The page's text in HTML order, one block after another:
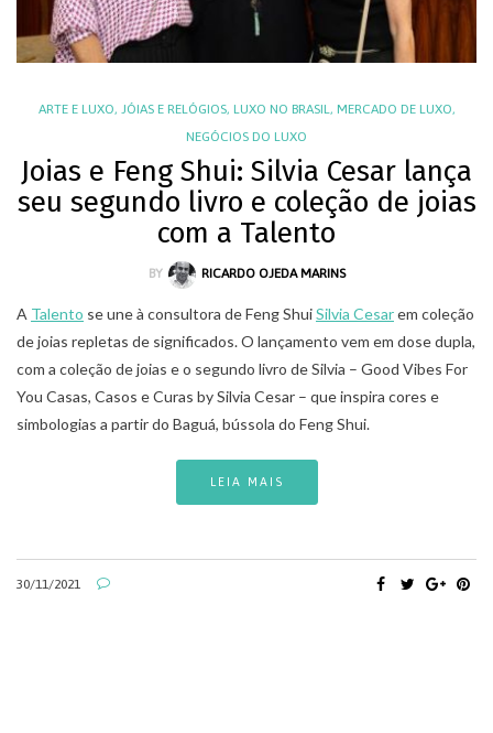
ARTE E LUXO, JÓIAS E RELÓGIOS, LUXO NO BRASIL, MERCADO DE LUXO,
NEGÓCIOS DO LUXO
Joias e Feng Shui: Silvia Cesar lança
seu segundo livro e coleção de joias
com a Talento
BY RICARDO OJEDA MARINS
A Talento se une à consultora de Feng ShuiSilvia Cesarem coleção
de joias repletas de significados. O lançamento vem em dose dupla,
com a coleção de joias e o segundo livro de Silvia – Good Vibes For
You Casas, Casos e Curas by Silvia Cesar – que inspira cores e
simbologias a partir do Baguá, bússola do Feng Shui.
LEIA MAIS
30/11/2021